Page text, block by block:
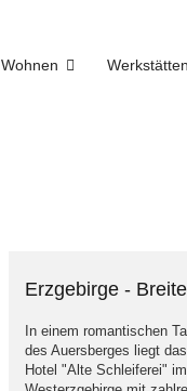
Wohnen Werkstätten
Erzgebirge -
In einem romantischen
des Auersberges liegt
Hotel "Alte Schleiferei" im